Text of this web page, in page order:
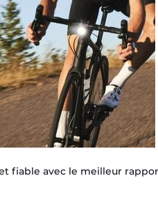
fiable avec le meilleur